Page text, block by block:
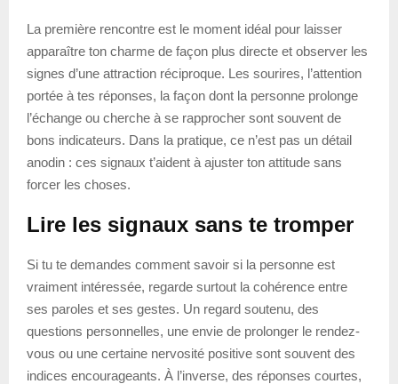
La première rencontre est le moment idéal pour laisser
apparaître ton charme de façon plus directe et observer les
signes d’une attraction réciproque. Les sourires, l’attention
portée à tes réponses, la façon dont la personne prolonge
l’échange ou cherche à se rapprocher sont souvent de
bons indicateurs. Dans la pratique, ce n’est pas un détail
anodin : ces signaux t’aident à ajuster ton attitude sans
forcer les choses.
Lire les signaux sans te tromper
Si tu te demandes comment savoir si la personne est
vraiment intéressée, regarde surtout la cohérence entre
ses paroles et ses gestes. Un regard soutenu, des
questions personnelles, une envie de prolonger le rendez-
vous ou une certaine nervosité positive sont souvent des
indices encourageants. À l’inverse, des réponses courtes,